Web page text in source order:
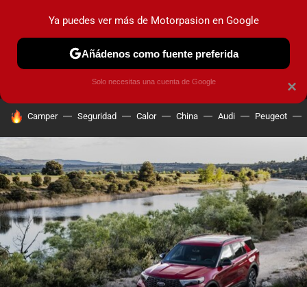
MENÚ NUEVO
COCHES ELÉCTRICOS OBSERVATORIO
HOY SE HABLA DE
Camper Seguridad Calor China Audi Peugeot
×
Ya puedes ver más de Motorpasion en Google
Añádenos como fuente preferida
Solo necesitas una cuenta de Google